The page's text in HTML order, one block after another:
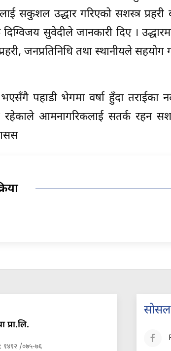
सकुशल उद्धार गरिएको सशस्त्र प्रहरी
दिग्विजय सुवेदीले जानकारी दिए ।
जनप्रतिनिधि तथा स्थानीयले
पहाडी भेगमा वर्षा हुँदा तराईका
आमनागरिकलाई सतर्क रहन
प्रा.लि.
: १४१२ /०७५-७६
सोसल